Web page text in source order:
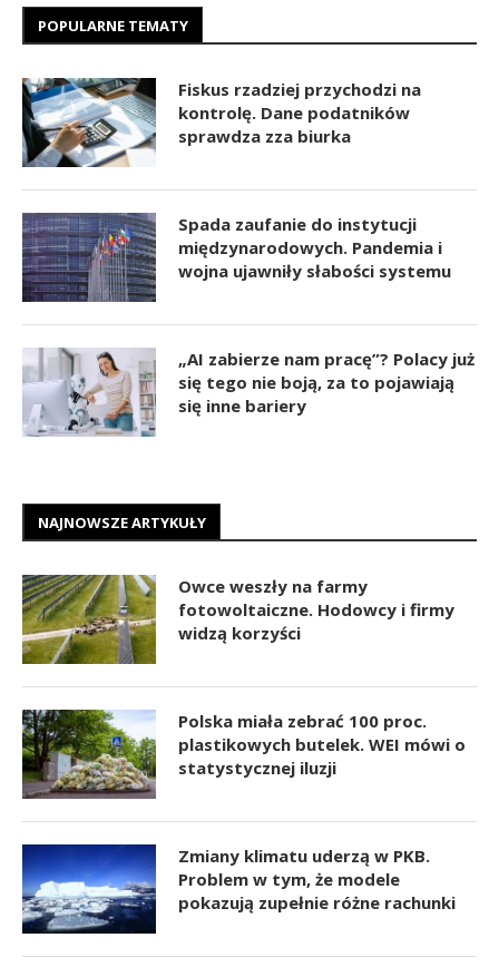
POPULARNE TEMATY
Fiskus rzadziej przychodzi na
kontrolę. Dane podatników
sprawdza zza biurka
Spada zaufanie do instytucji
międzynarodowych. Pandemia i
wojna ujawniły słabości systemu
„AI zabierze nam pracę”? Polacy już
się tego nie boją, za to pojawiają
się inne bariery
NAJNOWSZE ARTYKUŁY
Owce weszły na farmy
fotowoltaiczne. Hodowcy i firmy
widzą korzyści
Polska miała zebrać 100 proc.
plastikowych butelek. WEI mówi o
statystycznej iluzji
Zmiany klimatu uderzą w PKB.
Problem w tym, że modele
pokazują zupełnie różne rachunki